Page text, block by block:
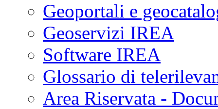
Geoportali e
Geoservizi IREA
Software IREA
Glossario di
Area Riservata -